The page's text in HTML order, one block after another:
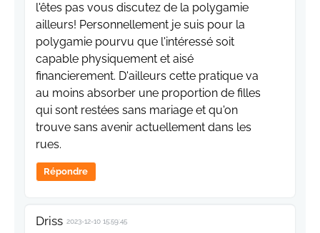
l'êtes pas vous discutez de la polygamie
ailleurs! Personnellement je suis pour la
polygamie pourvu que l'intéressé soit
capable physiquement et aisé
financierement. D'ailleurs cette pratique va
au moins absorber une proportion de filles
qui sont restées sans mariage et qu'on
trouve sans avenir actuellement dans les
rues.
Répondre
Driss 2023-12-10 15:59:45